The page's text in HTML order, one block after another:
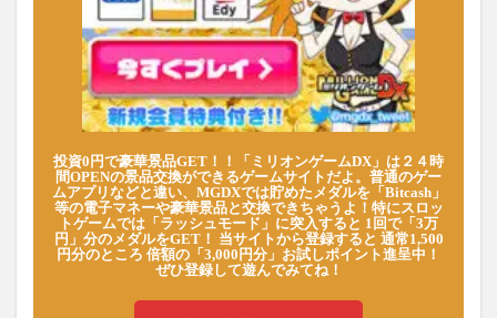
投資0円で豪華景品GET！！「ミリオンゲームDX」は２４時
間OPENの景品交換ができるゲームサイトだよ。普通のゲー
ムアプリなどと違い、MGDXでは貯めたメダルを「Bitcash」
等の電子マネーや豪華景品と交換できちゃうよ！特にスロッ
トゲームでは「ラッシュモード」に突入すると 1回で「3万
円」分のメダルをGET！ 当サイトから登録すると 通常1,500
円分のところ 倍額の「3,000円分」お試しポイント進呈中！
ぜひ登録して遊んでみてね！